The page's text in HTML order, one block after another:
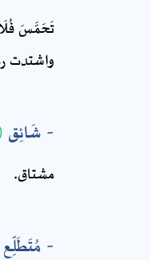
تَحَمَّسَ
واشتدت
شَائِق
مشتاق‏.
مُتَطَلِّع